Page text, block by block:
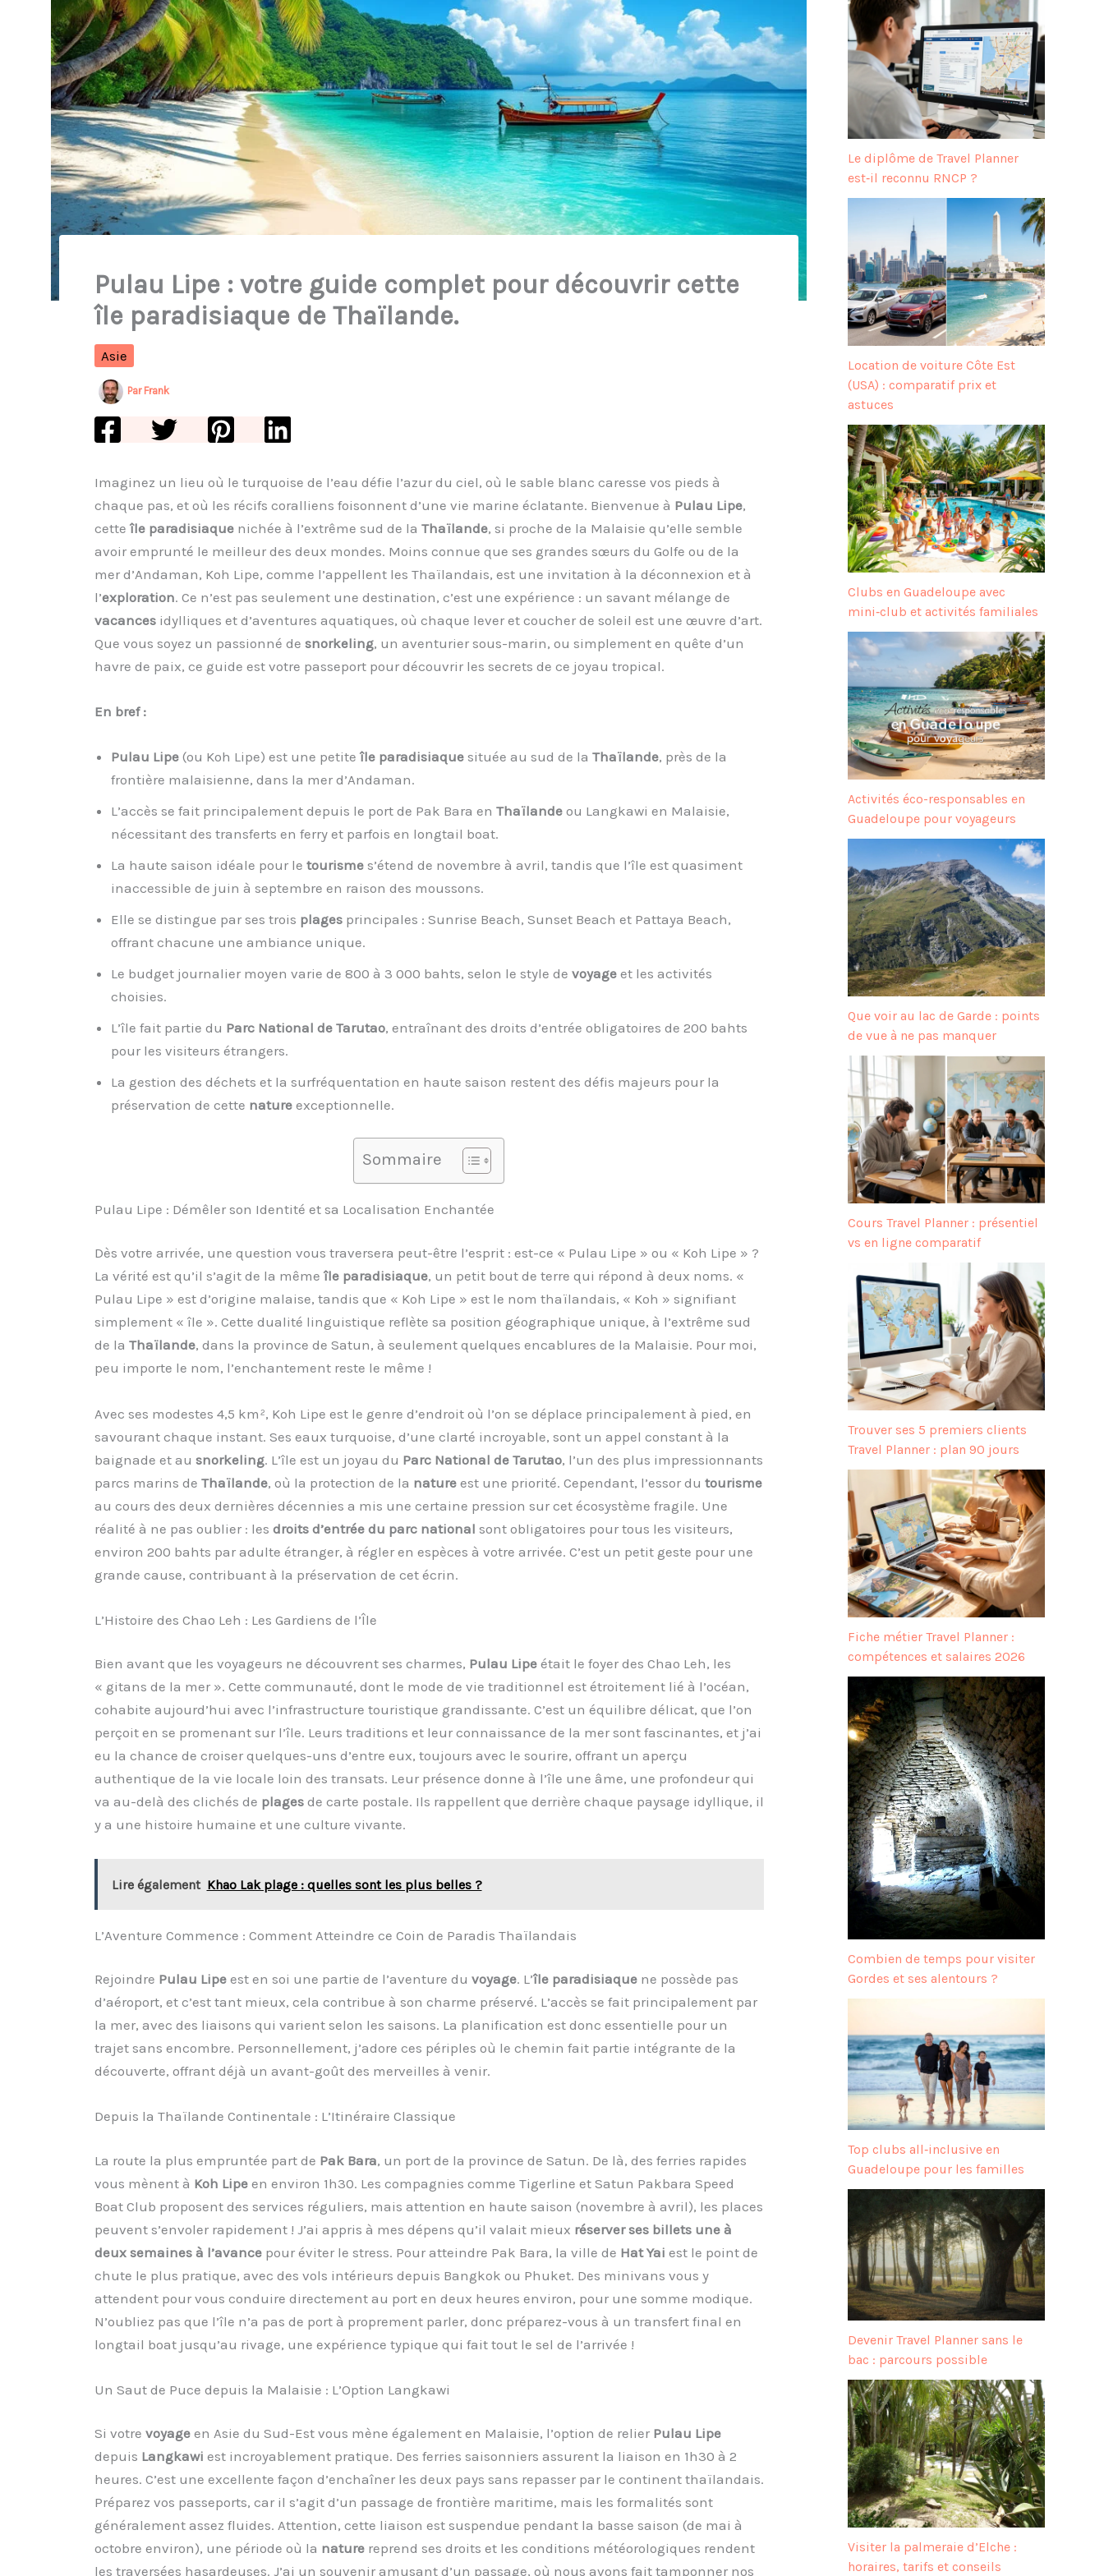
Pulau Lipe : votre guide complet pour découvrir cette
île paradisiaque de Thaïlande.
Asie
Par Frank
Imaginez un lieu où le turquoise de l’eau défie l’azur du ciel, où le sable blanc caresse vos pieds à
chaque pas, et où les récifs coralliens foisonnent d’une vie marine éclatante. Bienvenue à Pulau Lipe,
cette île paradisiaquenichée à l’extrême sud de la Thaïlande, si proche de la Malaisie qu’elle semble
avoir emprunté le meilleur des deux mondes. Moins connue que ses grandes sœurs du Golfe ou de la
mer d’Andaman, Koh Lipe, comme l’appellent les Thaïlandais, est une invitation à la déconnexion et à
l’exploration. Ce n’est pas seulement une destination, c’est une expérience : un savant mélange de
vacancesidylliques et d’aventures aquatiques, où chaque lever et coucher de soleil est une œuvre d’art.
Que vous soyez un passionné de snorkeling, un aventurier sous-marin, ou simplement en quête d’un
havre de paix, ce guide est votre passeport pour découvrir les secrets de ce joyau tropical.
En bref :
Pulau Lipe(ou Koh Lipe) est une petite île paradisiaquesituée au sud de la Thaïlande, près de la
frontière malaisienne, dans la mer d’Andaman.
L’accès se fait principalement depuis le port de Pak Bara en Thaïlandeou Langkawi en Malaisie,
nécessitant des transferts en ferry et parfois en longtail boat.
La haute saison idéale pour le tourismes’étend de novembre à avril, tandis que l’île est quasiment
inaccessible de juin à septembre en raison des moussons.
Elle se distingue par ses trois plagesprincipales : Sunrise Beach, Sunset Beach et Pattaya Beach,
offrant chacune une ambiance unique.
Le budget journalier moyen varie de 800 à 3 000 bahts, selon le style de voyageet les activités
choisies.
L’île fait partie du Parc National de Tarutao, entraînant des droits d’entrée obligatoires de 200 bahts
pour les visiteurs étrangers.
La gestion des déchets et la surfréquentation en haute saison restent des défis majeurs pour la
préservation de cette natureexceptionnelle.
Sommaire
Pulau Lipe : Démêler son Identité et sa Localisation Enchantée
Dès votre arrivée, une question vous traversera peut-être l’esprit : est-ce « Pulau Lipe » ou « Koh Lipe » ?
La vérité est qu’il s’agit de la même île paradisiaque, un petit bout de terre qui répond à deux noms. «
Pulau Lipe » est d’origine malaise, tandis que « Koh Lipe » est le nom thaïlandais, « Koh » signifiant
simplement « île ». Cette dualité linguistique reflète sa position géographique unique, à l’extrême sud
de la Thaïlande, dans la province de Satun, à seulement quelques encablures de la Malaisie. Pour moi,
peu importe le nom, l’enchantement reste le même !
Avec ses modestes 4,5 km², Koh Lipe est le genre d’endroit où l’on se déplace principalement à pied, en
savourant chaque instant. Ses eaux turquoise, d’une clarté incroyable, sont un appel constant à la
baignade et au snorkeling. L’île est un joyau du Parc National de Tarutao, l’un des plus impressionnants
parcs marins de Thaïlande, où la protection de la natureest une priorité. Cependant, l’essor du tourisme
au cours des deux dernières décennies a mis une certaine pression sur cet écosystème fragile. Une
réalité à ne pas oublier : les droits d’entrée du parc national sont obligatoires pour tous les visiteurs,
environ 200 bahts par adulte étranger, à régler en espèces à votre arrivée. C’est un petit geste pour une
grande cause, contribuant à la préservation de cet écrin.
L’Histoire des Chao Leh : Les Gardiens de l’Île
Bien avant que les voyageurs ne découvrent ses charmes, Pulau Lipeétait le foyer des Chao Leh, les
« gitans de la mer ». Cette communauté, dont le mode de vie traditionnel est étroitement lié à l’océan,
cohabite aujourd’hui avec l’infrastructure touristique grandissante. C’est un équilibre délicat, que l’on
perçoit en se promenant sur l’île. Leurs traditions et leur connaissance de la mer sont fascinantes, et j’ai
eu la chance de croiser quelques-uns d’entre eux, toujours avec le sourire, offrant un aperçu
authentique de la vie locale loin des transats. Leur présence donne à l’île une âme, une profondeur qui
va au-delà des clichés de plagesde carte postale. Ils rappellent que derrière chaque paysage idyllique, il
y a une histoire humaine et une culture vivante.
Lire également Khao Lak plage : quelles sont les plus belles ?
L’Aventure Commence : Comment Atteindre ce Coin de Paradis Thaïlandais
Rejoindre Pulau Lipeest en soi une partie de l’aventure du voyage. L’île paradisiaquene possède pas
d’aéroport, et c’est tant mieux, cela contribue à son charme préservé. L’accès se fait principalement par
la mer, avec des liaisons qui varient selon les saisons. La planification est donc essentielle pour un
trajet sans encombre. Personnellement, j’adore ces périples où le chemin fait partie intégrante de la
découverte, offrant déjà un avant-goût des merveilles à venir.
Depuis la Thaïlande Continentale : L’Itinéraire Classique
La route la plus empruntée part de Pak Bara, un port de la province de Satun. De là, des ferries rapides
vous mènent à Koh Lipeen environ 1h30. Les compagnies comme Tigerline et Satun Pakbara Speed
Boat Club proposent des services réguliers, mais attention en haute saison (novembre à avril), les places
peuvent s’envoler rapidement ! J’ai appris à mes dépens qu’il valait mieux réserver ses billets une à
deux semaines à l’avancepour éviter le stress. Pour atteindre Pak Bara, la ville de Hat Yai est le point de
chute le plus pratique, avec des vols intérieurs depuis Bangkok ou Phuket. Des minivans vous y
attendent pour vous conduire directement au port en deux heures environ, pour une somme modique.
N’oubliez pas que l’île n’a pas de port à proprement parler, donc préparez-vous à un transfert final en
longtail boat jusqu’au rivage, une expérience typique qui fait tout le sel de l’arrivée !
Un Saut de Puce depuis la Malaisie : L’Option Langkawi
Si votre voyageen Asie du Sud-Est vous mène également en Malaisie, l’option de relier Pulau Lipe
depuis Langkawi est incroyablement pratique. Des ferries saisonniers assurent la liaison en 1h30 à 2
heures. C’est une excellente façon d’enchaîner les deux pays sans repasser par le continent thaïlandais.
Préparez vos passeports, car il s’agit d’un passage de frontière maritime, mais les formalités sont
généralement assez fluides. Attention, cette liaison est suspendue pendant la basse saison (de mai à
octobre environ), une période où la naturereprend ses droits et les conditions météorologiques rendent
les traversées hasardeuses. J’ai un souvenir amusant d’un passage, où nous avons fait tamponner nos
Le diplôme de Travel Planner
est‑il reconnu RNCP ?
Location de voiture Côte Est
(USA) : comparatif prix et
astuces
Clubs en Guadeloupe avec
mini‑club et activités familiales
Activités éco-responsables en
Guadeloupe pour voyageurs
Que voir au lac de Garde : points
de vue à ne pas manquer
Cours Travel Planner : présentiel
vs en ligne comparatif
Trouver ses 5 premiers clients
Travel Planner : plan 90 jours
Fiche métier Travel Planner :
compétences et salaires 2026
Combien de temps pour visiter
Gordes et ses alentours ?
Top clubs all‑inclusive en
Guadeloupe pour les familles
Devenir Travel Planner sans le
bac : parcours possible
Visiter la palmeraie d’Elche :
horaires, tarifs et conseils